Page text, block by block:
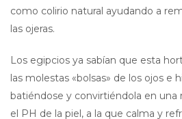
como colirio natural ayudando a
las ojeras.
Los egipcios ya sabían que esta
las molestas «bolsas» de los ojos e
batiéndose y convirtiéndola en una
el PH de la piel, a la que calma y